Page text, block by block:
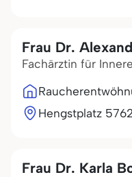
Frau Dr.
Fachärztin für
Hengstplatz 5
Frau Dr. Karla